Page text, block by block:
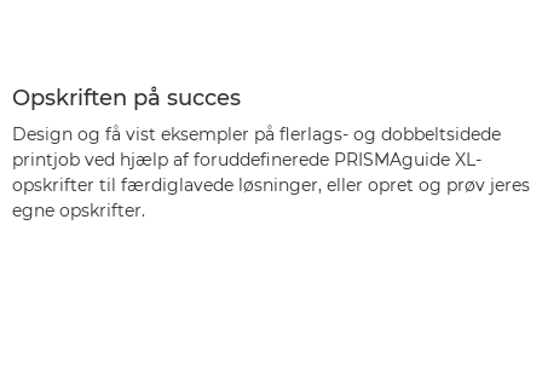
Opskriften på succes
Design og få vist eksempler på flerlags- og dobbeltsidede
printjob ved hjælp af foruddefinerede PRISMAguide XL-
opskrifter til færdiglavede løsninger, eller opret og prøv jeres
egne opskrifter.